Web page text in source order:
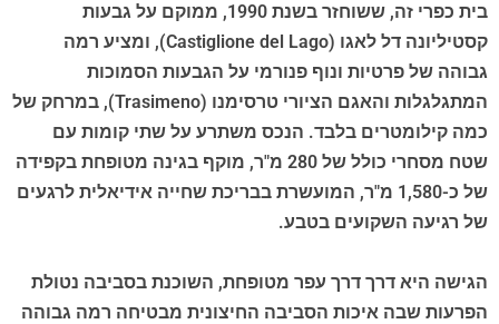
בית כפרי זה, ששוחזר בשנת 1990, ממוקם על גבעות
קסטיליונה דל לאגו (Castiglione del Lago), ומציע רמה
גבוהה של פרטיות ונוף פנורמי על הגבעות הסמוכות
המתגלגלות והאגם הציורי טרסימנו (Trasimeno), במרחק של
כמה קילומטרים בלבד. הנכס משתרע על שתי קומות עם
שטח מסחרי כולל של 280 מ"ר, מוקף בגינה מטופחת בקפידה
של כ-1,580 מ"ר, המועשרת בבריכת שחייה אידיאלית לרגעים
של רגיעה השקועים בטבע.
הגישה היא דרך דרך עפר מטופחת, השוכנת בסביבה נטולת
הפרעות שבה איכות הסביבה החיצונית מבטיחה רמה גבוהה